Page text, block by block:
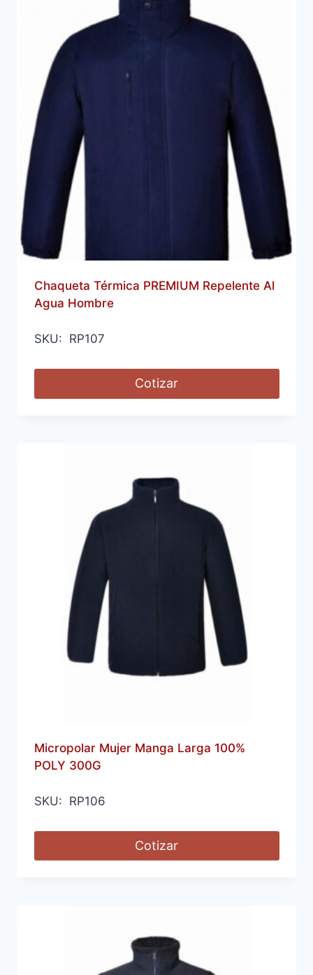
Chaqueta Térmica PREMIUM Repelente Al
Agua Hombre
SKU: RP107
Cotizar
Micropolar Mujer Manga Larga 100%
POLY 300G
SKU: RP106
Cotizar